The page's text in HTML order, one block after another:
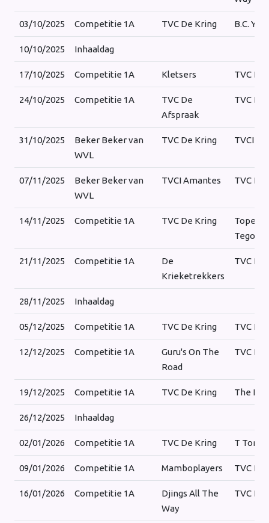
03/10/2025 Competitie 1A TVC De Kring B.C. Yin
10/10/2025 Inhaaldag
17/10/2025 Competitie 1A Kletsers TVC De
24/10/2025 Competitie 1A
TVC De
Afspraak
TVC De
31/10/2025
Beker Beker van
WVL
TVC De Kring TVCI
07/11/2025
Beker Beker van
WVL
TVCI Amantes TVC De
14/11/2025 Competitie 1A TVC De Kring
Tope &
Tegoare
21/11/2025 Competitie 1A
De
Krieketrekkers
TVC De
28/11/2025 Inhaaldag
05/12/2025 Competitie 1A TVC De Kring TVC
12/12/2025 Competitie 1A
Guru's On The
Road
TVC De
19/12/2025 Competitie 1A TVC De Kring The
26/12/2025 Inhaaldag
02/01/2026 Competitie 1A TVC De Kring T
09/01/2026 Competitie 1A Mamboplayers TVC De
16/01/2026 Competitie 1A
Djings All The
Way
TVC De